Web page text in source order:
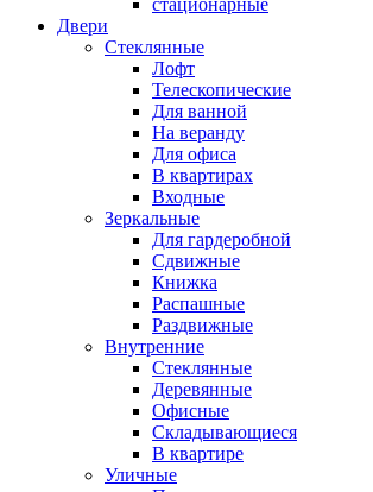
стационарные
Двери
Стеклянные
Лофт
Телескопические
Для ванной
На веранду
Для офиса
В квартирах
Входные
Зеркальные
Для гардеробной
Сдвижные
Книжка
Распашные
Раздвижные
Внутренние
Стеклянные
Деревянные
Офисные
Складывающиеся
В квартире
Уличные